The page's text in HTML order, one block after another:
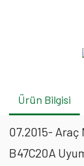
Ürün Bilgisi
07.2015- Araç
B47C20A